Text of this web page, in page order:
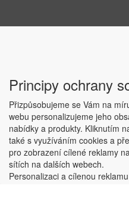
Copyright ©
Principy ochrany
Přizpůsobujeme se Vám na
webu personalizujeme jeho
nabídky a produkty. Kliknutím
také s využíváním cookies a
pro zobrazení cílené reklamy
sítích na dalších webech.
Personalizaci a cílenou